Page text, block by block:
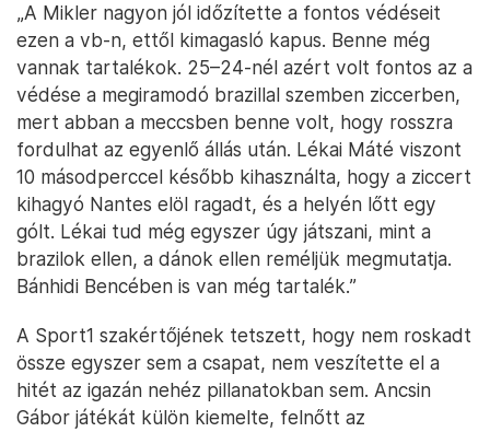
„A Mikler nagyon jól időzítette a fontos védéseit
ezen a vb-n, ettől kimagasló kapus. Benne még
vannak tartalékok. 25–24-nél azért volt fontos az a
védése a megiramodó brazillal szemben ziccerben,
mert abban a meccsben benne volt, hogy rosszra
fordulhat az egyenlő állás után. Lékai Máté viszont
10 másodperccel később kihasználta, hogy a ziccert
kihagyó Nantes elöl ragadt, és a helyén lőtt egy
gólt. Lékai tud még egyszer úgy játszani, mint a
brazilok ellen, a dánok ellen reméljük megmutatja.
Bánhidi Bencében is van még tartalék.”
A Sport1 szakértőjének tetszett, hogy nem roskadt
össze egyszer sem a csapat, nem veszítette el a
hitét az igazán nehéz pillanatokban sem. Ancsin
Gábor játékát külön kiemelte, felnőtt az